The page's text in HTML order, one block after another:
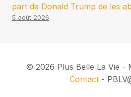
part de Donald Trump de les
5 août 2026
© 2026 Plus Belle La Vie -
Contact -